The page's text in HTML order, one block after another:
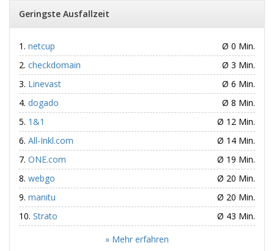
Geringste Ausfallzeit
netcup
Ø 0 Min.
checkdomain
Ø 3 Min.
Linevast
Ø 6 Min.
dogado
Ø 8 Min.
1&1
Ø 12 Min.
All-Inkl.com
Ø 14 Min.
ONE.com
Ø 19 Min.
webgo
Ø 20 Min.
manitu
Ø 20 Min.
Strato
Ø 43 Min.
» Mehr erfahren